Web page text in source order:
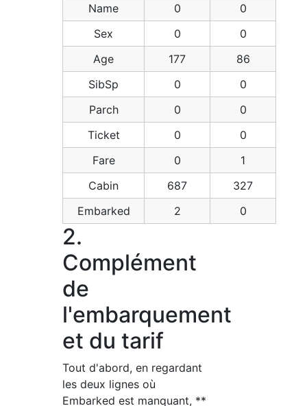
Name
0
0
Sex
0
0
Age
177
86
SibSp
0
0
Parch
0
0
Ticket
0
0
Fare
0
1
Cabin
687
327
Embarked
2 0
2.
Complément
de
l'embarquement
et du tarif
Tout d'abord, en regardant
les deux lignes où
Embarked est manquant, **